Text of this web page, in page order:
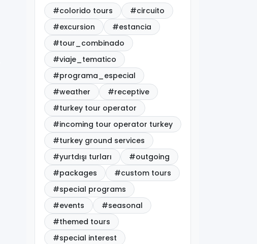
#colorido tours
#circuito
#excursion
#estancia
#tour_combinado
#viaje_tematico
#programa_especial
#weather
#receptive
#turkey tour operator
#incoming tour operator turkey
#turkey ground services
#yurtdışı turları
#outgoing
#packages
#custom tours
#special programs
#events
#seasonal
#themed tours
#special interest